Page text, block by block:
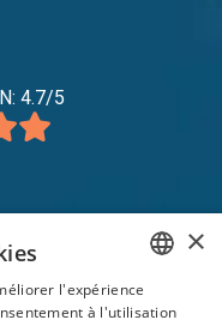
4.7/5
ENGLISH
×
l'expérience
à l'utilisation